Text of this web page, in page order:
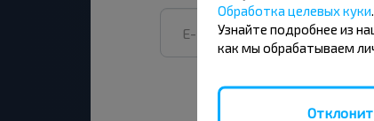
Обработка целевых куки
Узнайте подробнее из
как мы обрабатываем